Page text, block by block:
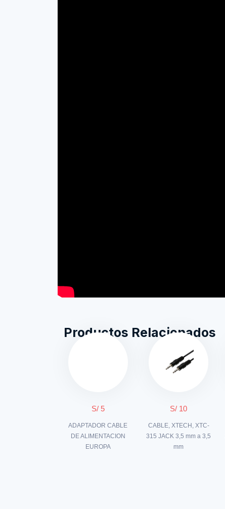
Productos Relacionados
S/ 5
ADAPTADOR CABLE
DE ALIMENTACION
EUROPA
S/ 10
CABLE, XTECH, XTC-
315 JACK 3,5 mm a 3,5
mm